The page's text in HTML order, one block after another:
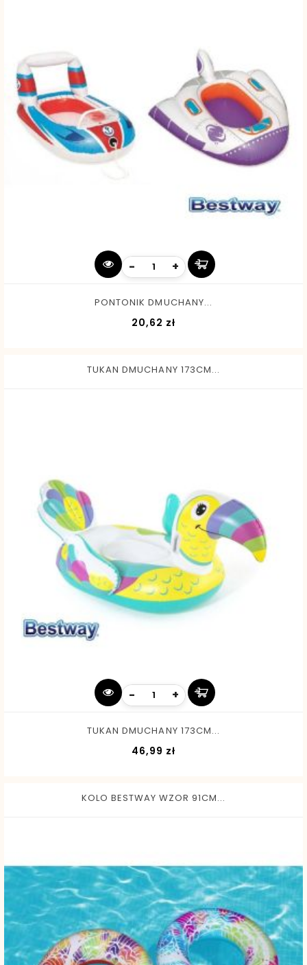
- +
PONTONIK DMUCHANY...
20,62 złCena
TUKAN DMUCHANY 173CM...
- +
TUKAN DMUCHANY 173CM...
46,99 złCena
KOLO BESTWAY WZOR 91CM...